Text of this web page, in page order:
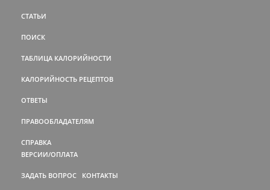
СТАТЬИ
ПОИСК
ТАБЛИЦА КАЛОРИЙНОСТИ
КАЛОРИЙНОСТЬ РЕЦЕПТОВ
ОТВЕТЫ
ПРАВООБЛАДАТЕЛЯМ
СПРАВКА
ВЕРСИИ/ОПЛАТА
ЗАДАТЬ ВОПРОС КОНТАКТЫ